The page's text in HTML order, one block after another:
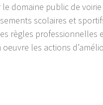
domaine public de
scolaires et
règles professionnelles
les actions